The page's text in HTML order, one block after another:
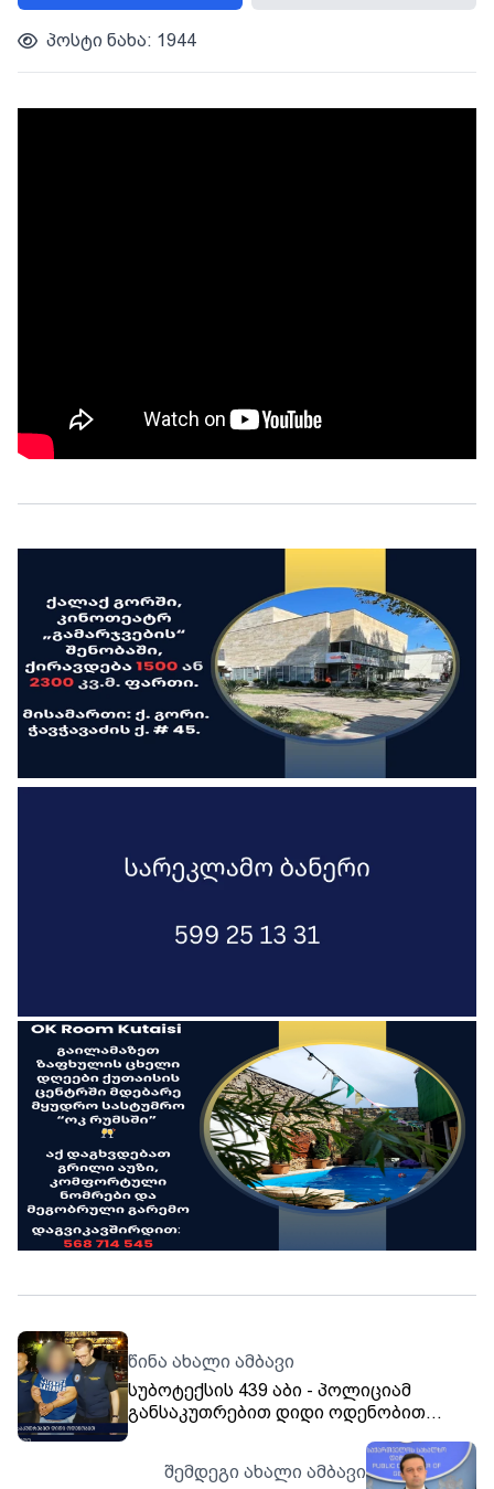
პოსტი ნახა: 1944
წინა ახალი ამბავი
სუბოტექსის 439 აბი - პოლიციამ
განსაკუთრებით დიდი ოდენობით
შემდეგი ახალი ამბავი